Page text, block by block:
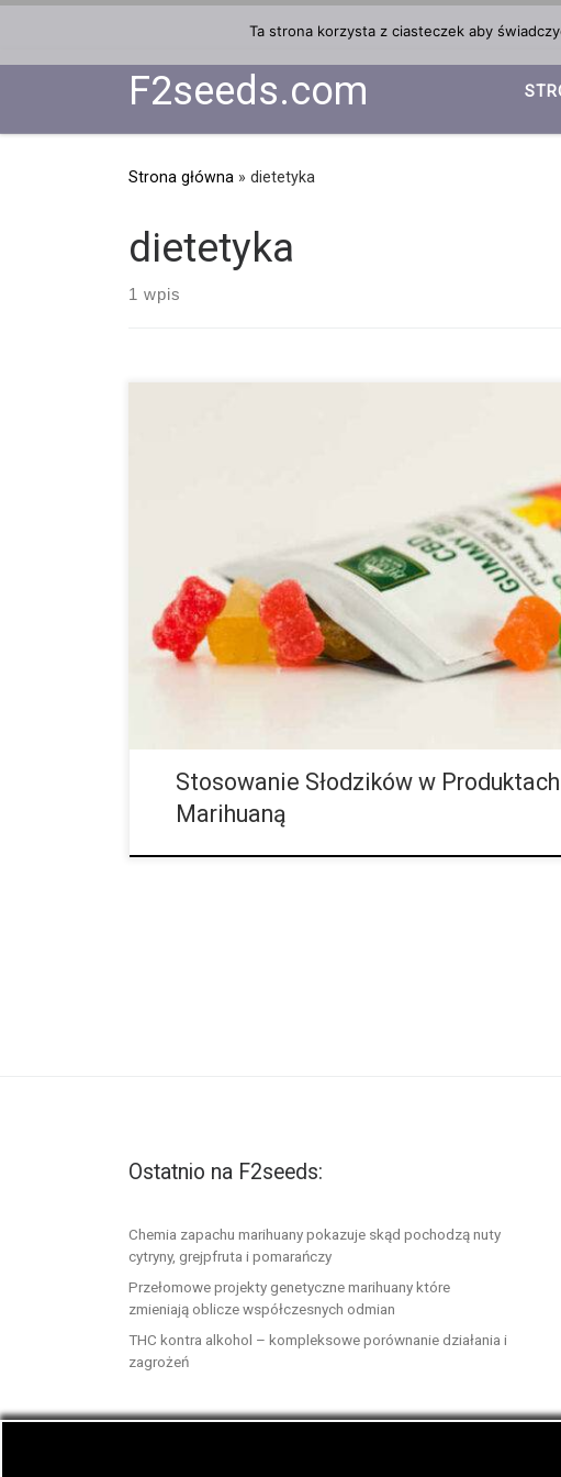
F2seeds.com
Strona główna » dietetyka
dietetyka
1 wpis
Bez względu na to, ile trendów kulinarnych pojawia się i znika,
powszechnie uznawaną prawdą dietetyczną jest to, że zbyt
ciebie szkodliwa i może powodować między innymi przyrost
ryzyko chorób serca, cukrzycy, raka i trądziku. Nawet firma
zdrowsze wersje swoich produktów w odpowiedzi na
konsumentów na lepszą dietę. Nie inaczej jest w przypadku
konopiami indyjskimi, zwłaszcza […]
Stosowanie Słodzików w
Marihuaną
Ostatnio na F2seeds:
Chemia zapachu marihuany pokazuje skąd pochodzą nuty
cytryny, grejpfruta i pomarańczy
Przełomowe projekty genetyczne marihuany które
zmieniają oblicze współczesnych odmian
THC kontra alkohol – kompleksowe porównanie działania i
zagrożeń
Ta strona korzysta z ciasteczek aby